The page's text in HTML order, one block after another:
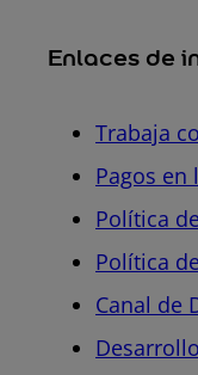
Enlaces de
Trabaja
Pagos en
Política
Política
Canal de